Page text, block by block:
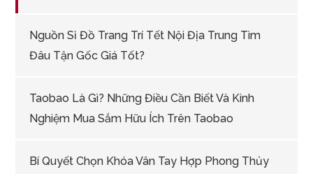
Nguồn Sỉ Đồ Trang Trí Tết Nội Địa Trung Tìm
Đâu Tận Gốc Giá Tốt?
Taobao Là Gì? Những Điều Cần Biết Và Kinh
Nghiệm Mua Sắm Hữu Ích Trên Taobao
Bí Quyết Chọn Khóa Vân Tay Hợp Phong Thủy